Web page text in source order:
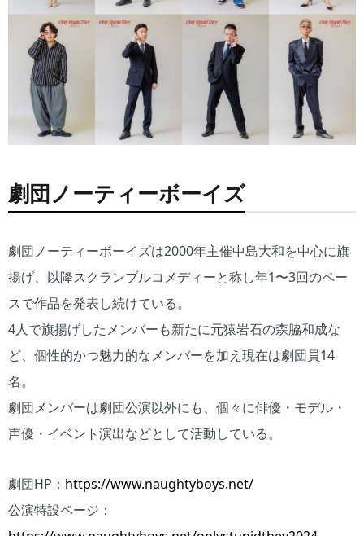
劇団ノーティーボーイズ
劇団ノーティーボーイズは2000年主催中島大和を中心に旗
揚げ、以降スクランブルコメディーと称し年1〜3回のペー
スで作品を発表し続けている。
4人で旗揚げしたメンバーも新たに元猿岩石の森脇和成な
ど、個性的かつ魅力的なメンバーを加え現在は劇団員14
名。
劇団メンバーは劇団公演以外にも、個々に俳優・モデル・
声優・イベント演出などとして活動している。
劇団HP： https://www.naughtyboys.net/
公演特設ページ：